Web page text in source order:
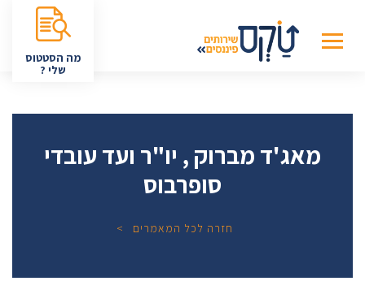
מה הסטטוס
שלי ?
מאג'ד מברוק , יו"ר ועד עובדי
סופרבוס
חזרה לכל המאמרים